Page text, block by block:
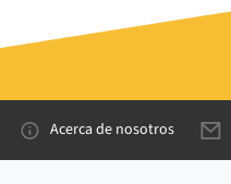
Acerca de nosotros